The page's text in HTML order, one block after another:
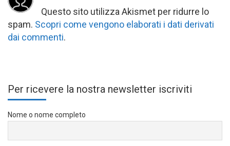
Questo sito utilizza Akismet per ridurre lo
spam. Scopri come vengono elaborati i dati derivati
dai commenti.
Per ricevere la nostra newsletter iscriviti
Nome o nome completo